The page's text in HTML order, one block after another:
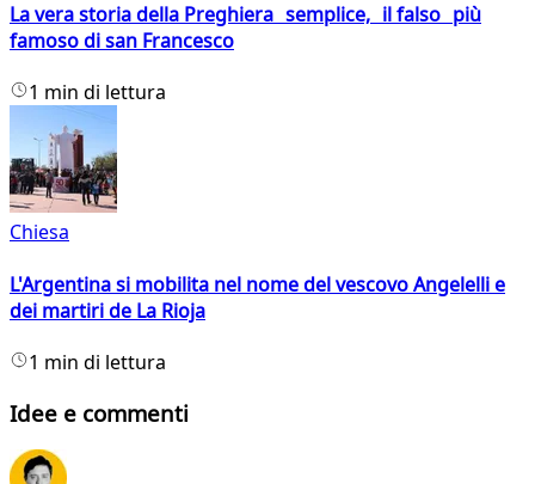
La vera storia della Preghiera semplice, il falso più
famoso di san Francesco
1 min di lettura
Chiesa
L'Argentina si mobilita nel nome del vescovo Angelelli e
dei martiri de La Rioja
1 min di lettura
Idee e commenti